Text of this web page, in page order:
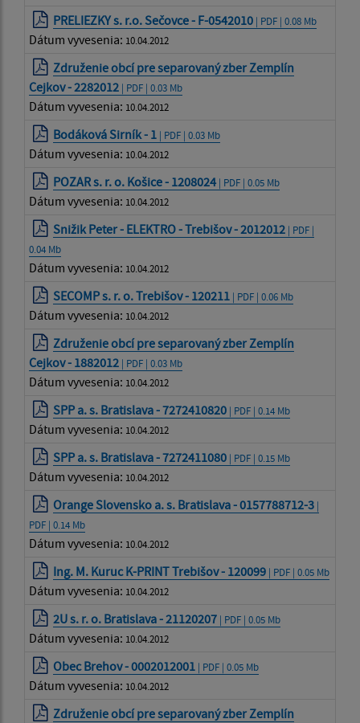
PRELIEZKY s. r.o. Sečovce - F-0542010 | PDF | 0.08 Mb
Dátum vyvesenia: 10.04.2012
Združenie obcí pre separovaný zber Zemplín
Cejkov - 2282012 | PDF | 0.03 Mb
Dátum vyvesenia: 10.04.2012
Bodáková Sirník - 1 | PDF | 0.03 Mb
Dátum vyvesenia: 10.04.2012
POZAR s. r. o. Košice - 1208024 | PDF | 0.05 Mb
Dátum vyvesenia: 10.04.2012
Snižik Peter - ELEKTRO - Trebišov - 2012012 | PDF |
0.04 Mb
Dátum vyvesenia: 10.04.2012
SECOMP s. r. o. Trebišov - 120211 | PDF | 0.06 Mb
Dátum vyvesenia: 10.04.2012
Združenie obcí pre separovaný zber Zemplín
Cejkov - 1882012 | PDF | 0.03 Mb
Dátum vyvesenia: 10.04.2012
SPP a. s. Bratislava - 7272410820 | PDF | 0.14 Mb
Dátum vyvesenia: 10.04.2012
SPP a. s. Bratislava - 7272411080 | PDF | 0.15 Mb
Dátum vyvesenia: 10.04.2012
Orange Slovensko a. s. Bratislava - 0157788712-3 |
PDF | 0.14 Mb
Dátum vyvesenia: 10.04.2012
Ing. M. Kuruc K-PRINT Trebišov - 120099 | PDF | 0.05 Mb
Dátum vyvesenia: 10.04.2012
2U s. r. o. Bratislava - 21120207 | PDF | 0.05 Mb
Dátum vyvesenia: 10.04.2012
Obec Brehov - 0002012001 | PDF | 0.05 Mb
Dátum vyvesenia: 10.04.2012
Združenie obcí pre separovaný zber Zemplín